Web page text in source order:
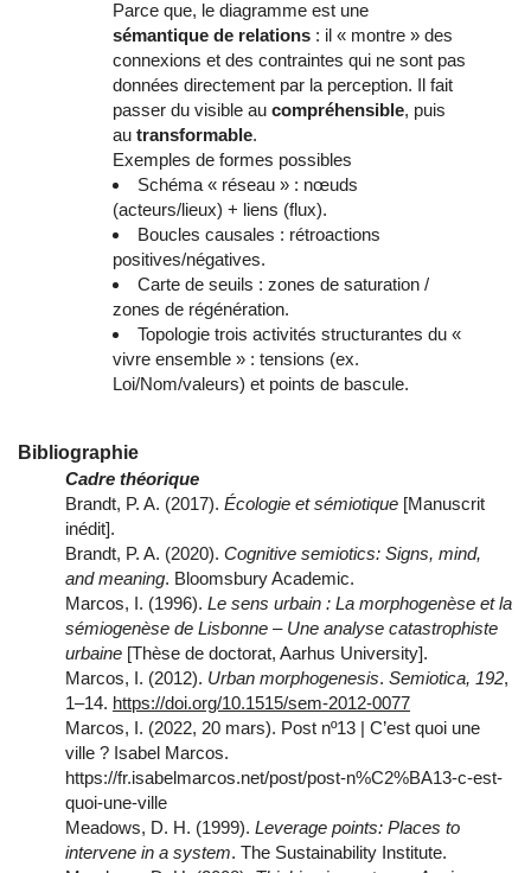
Parce que, le diagramme est une
sémantique de relations : il « montre » des
connexions et des contraintes qui ne sont pas
données directement par la perception. Il fait
passer du visible au compréhensible, puis
au transformable.
Exemples de formes possibles
Schéma « réseau » : nœuds
(acteurs/lieux) + liens (flux).
Boucles causales : rétroactions
positives/négatives.
Carte de seuils : zones de saturation /
zones de régénération.
Topologie trois activités structurantes du «
vivre ensemble » : tensions (ex.
Loi/Nom/valeurs) et points de bascule.
Bibliographie
Cadre théorique
Brandt, P. A. (2017). Écologie et sémiotique [Manuscrit
inédit].
Brandt, P. A. (2020). Cognitive semiotics: Signs, mind,
and meaning. Bloomsbury Academic.
Marcos, I. (1996). Le sens urbain : La morphogenèse et la
sémiogenèse de Lisbonne – Une analyse catastrophiste
urbaine [Thèse de doctorat, Aarhus University].
Marcos, I. (2012). Urban morphogenesis. Semiotica, 192,
1–14. https://doi.org/10.1515/sem-2012-0077
Marcos, I. (2022, 20 mars). Post nº13 | C’est quoi une
ville ? Isabel Marcos.
https://fr.isabelmarcos.net/post/post-n%C2%BA13-c-est-
quoi-une-ville
Meadows, D. H. (1999). Leverage points: Places to
intervene in a system. The Sustainability Institute.